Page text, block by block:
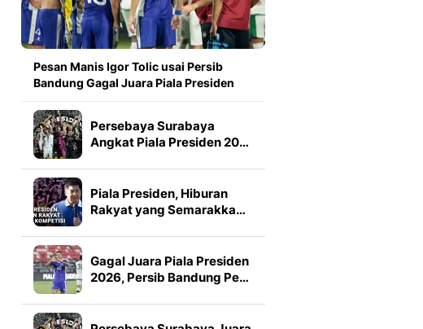
Pesan Manis Igor Tolic usai Persib
Bandung Gagal Juara Piala Presiden
Persebaya Surabaya
Angkat Piala Presiden 20…
Piala Presiden, Hiburan
Rakyat yang Semarakka…
Gagal Juara Piala Presiden
2026, Persib Bandung Pe…